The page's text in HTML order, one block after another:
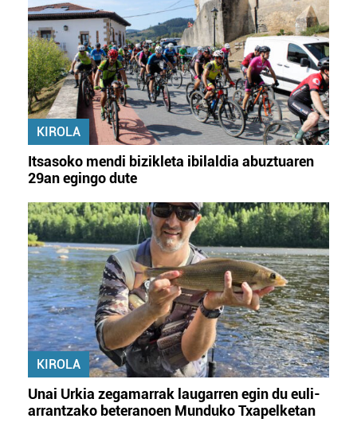
KIROLA
Itsasoko mendi bizikleta ibilaldia abuztuaren
29an egingo dute
KIROLA
Unai Urkia zegamarrak laugarren egin du euli-
arrantzako beteranoen Munduko Txapelketan